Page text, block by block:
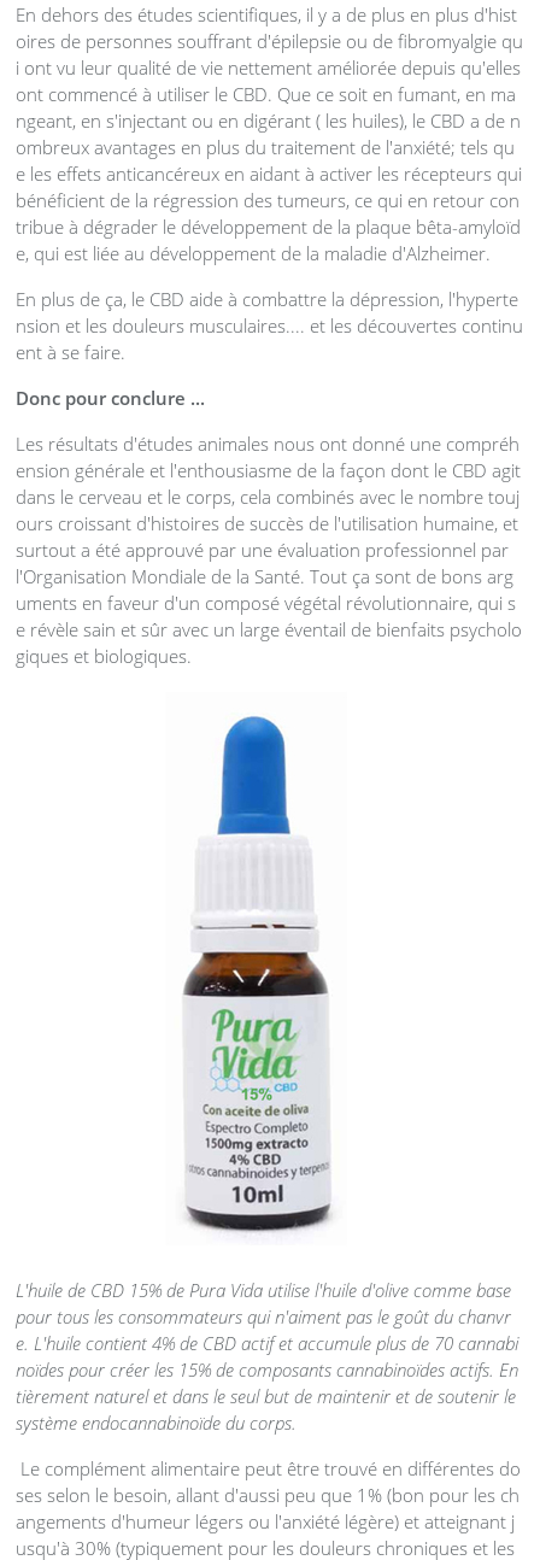
En dehors des études scientifiques, il y a de plus en plus d'hist
oires de personnes souffrant d'épilepsie ou de fibromyalgie qu
i ont vu leur qualité de vie nettement améliorée depuis qu'elles
ont commencé à utiliser le CBD. Que ce soit en fumant, en ma
ngeant, en s'injectant ou en digérant ( les huiles), le CBD a de n
ombreux avantages en plus du traitement de l'anxiété; tels qu
e les effets anticancéreux en aidant à activer les récepteurs qui
bénéficient de la régression des tumeurs, ce qui en retour con
tribue à dégrader le développement de la plaque bêta-amyloïd
e, qui est liée au développement de la maladie d'Alzheimer.
En plus de ça, le CBD aide à combattre la dépression, l'hyperte
nsion et les douleurs musculaires.... et les découvertes continu
ent à se faire.
Donc pour conclure ...
Les résultats d'études animales nous ont donné une compréh
ension générale et l'enthousiasme de la façon dont le CBD agit
dans le cerveau et le corps, cela combinés avec le nombre touj
ours croissant d'histoires de succès de l'utilisation humaine, et
surtout a été approuvé par une évaluation professionnel par
l'Organisation Mondiale de la Santé. Tout ça sont de bons arg
uments en faveur d'un composé végétal révolutionnaire, qui s
e révèle sain et sûr avec un large éventail de bienfaits psycholo
giques et biologiques.
L'huile de CBD 15% de Pura Vida utilise l'huile d'olive comme base
pour tous les consommateurs qui n'aiment pas le goût du chanvr
e. L'huile contient 4% de CBD actif et accumule plus de 70 cannabi
noïdes pour créer les 15% de composants cannabinoïdes actifs. En
tièrement naturel et dans le seul but de maintenir et de soutenir le
système endocannabinoïde du corps.
Le complément alimentaire peut être trouvé en différentes do
ses selon le besoin, allant d'aussi peu que 1% (bon pour les ch
angements d'humeur légers ou l'anxiété légère) et atteignant j
usqu'à 30% (typiquement pour les douleurs chroniques et les